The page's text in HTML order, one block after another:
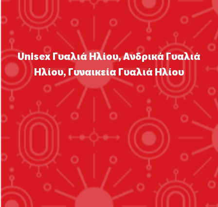
Unisex Γυαλιά Ηλίου,Ανδρικά Γυαλιά
Ηλίου, Γυναικεία Γυαλιά Ηλίου